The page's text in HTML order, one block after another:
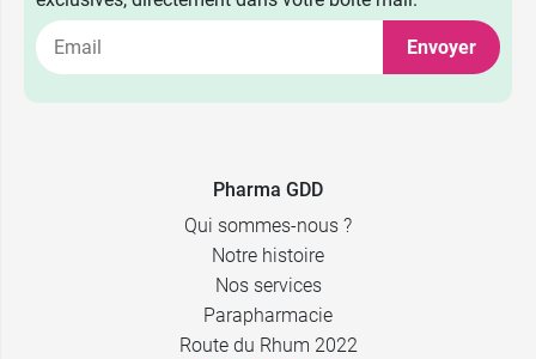
2,59 €
40 x 5 ml
24 x 10 ml
Envoyer
Pharma GDD
Qui sommes-nous ?
Notre histoire
Nos services
Parapharmacie
Route du Rhum 2022